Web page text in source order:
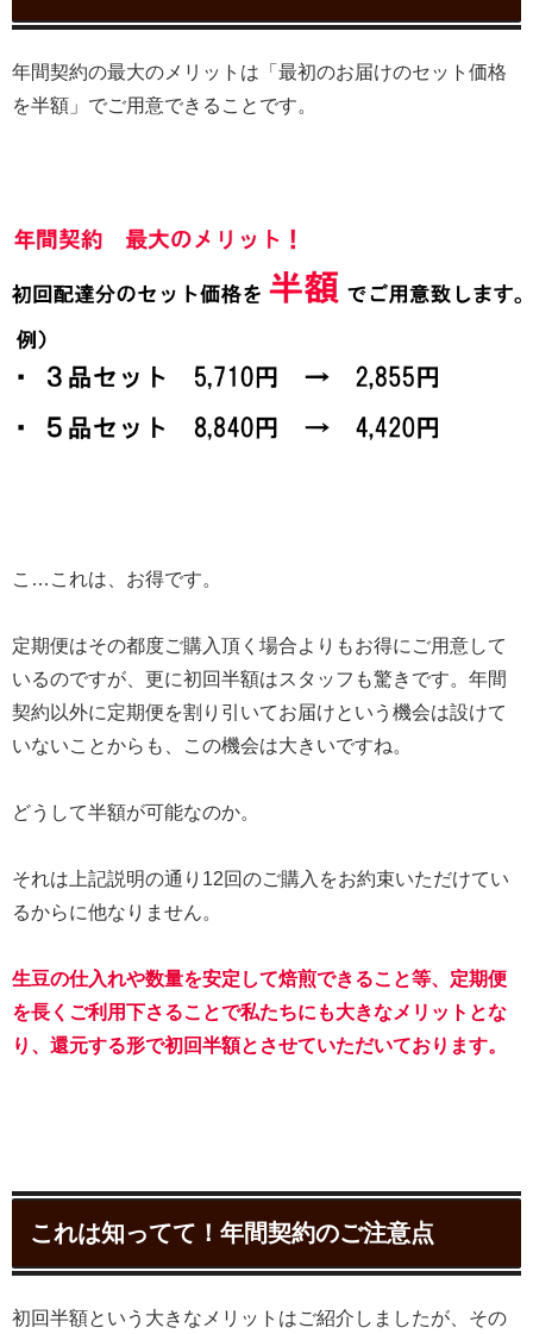
年間契約の最大のメリットは「最初のお届けのセット価格
を半額」でご用意できることです。
こ…これは、お得です。
定期便はその都度ご購入頂く場合よりもお得にご用意して
いるのですが、更に初回半額はスタッフも驚きです。年間
契約以外に定期便を割り引いてお届けという機会は設けて
いないことからも、この機会は大きいですね。
どうして半額が可能なのか。
それは上記説明の通り12回のご購入をお約束いただけてい
るからに他なりません。
生豆の仕入れや数量を安定して焙煎できること等、定期便
を長くご利用下さることで私たちにも大きなメリットとな
り、還元する形で初回半額とさせていただいております。
これは知ってて！年間契約のご注意点
初回半額という大きなメリットはご紹介しましたが、その